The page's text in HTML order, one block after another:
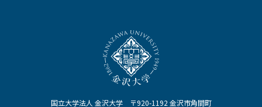
国立大学法人 金沢大学 〒920-1192 金沢市角間町